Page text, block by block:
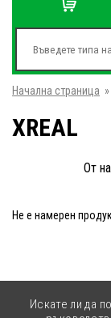
Начална страница »
XREAL
От
Не е намерен
Искате ли да